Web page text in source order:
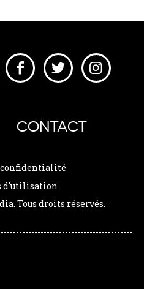
CONTACT
d'utilisation
Tous droits réservés.